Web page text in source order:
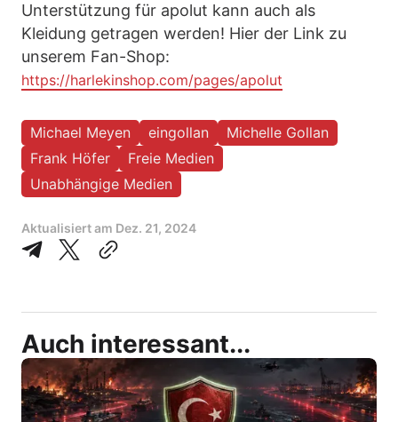
Unterstützung für apolut kann auch als
Kleidung getragen werden! Hier der Link zu
unserem Fan-Shop:
https://harlekinshop.com/pages/apolut
Michael Meyen eingollan
Michelle Gollan
Frank Höfer
Freie Medien
Unabhängige Medien
Aktualisiert am Dez. 21, 2024
Auch interessant...